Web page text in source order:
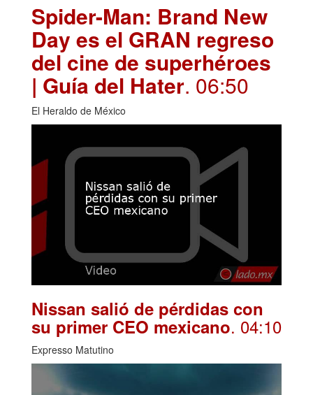
Spider-Man: Brand New
Day es el GRAN regreso
del cine de superhéroes
| Guía del Hater. 06:50
El Heraldo de México
Nissan salió de pérdidas con
su primer CEO mexicano. 04:10
Expresso Matutino